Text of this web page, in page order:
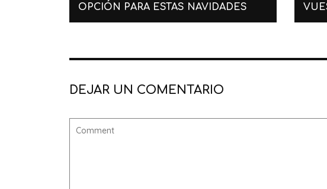
OPCIÓN PARA ESTAS NAVIDADES
DEJAR UN COMENTARIO